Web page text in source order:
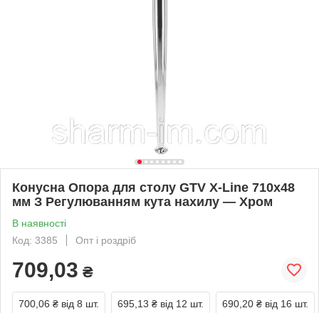
Конусна Опора для столу GTV X-Line 710х48
мм З Регулюванням кута нахилу — Хром
В наявності
Код: 3385
Опт і роздріб
709,03 ₴
700,06 ₴ від 8 шт. 695,13 ₴ від 12 шт. 690,20 ₴ від 16 шт.